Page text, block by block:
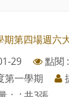
期第四場週六
29
點閱
第一學期